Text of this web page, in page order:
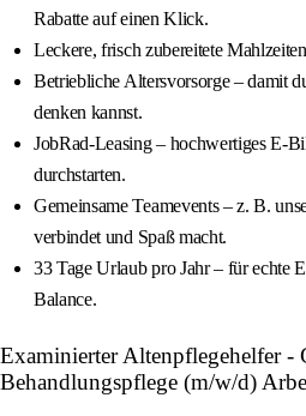
Rabatte auf einen Klick.
Leckere, frisch zubereitete
Betriebliche Altersvorsorge – damit
denken kannst.
JobRad-Leasing – hochwertiges E-
durchstarten.
Gemeinsame Teamevents – z. B.
verbindet und Spaß macht.
33 Tage Urlaub pro Jahr – für echte
Balance.
Examinierter Altenpflegehelfer -
Behandlungspflege (m/w/d)